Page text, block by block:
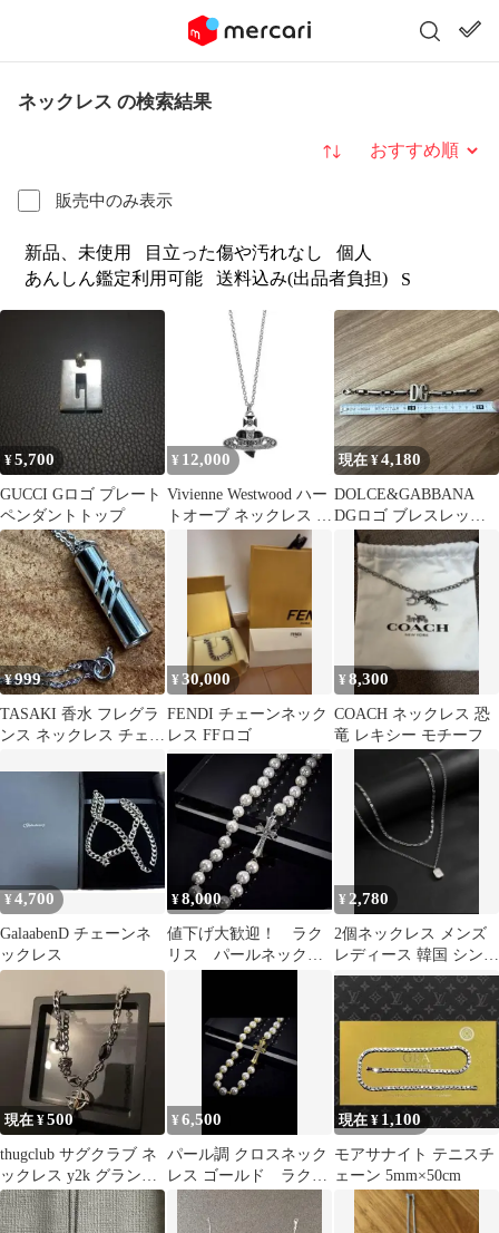
ネックレス の検索結果
販売中のみ表示
並び替え
新品、未使用 目立った傷や汚れなし
個人
あんしん鑑定利用可能
送料込み(出品者負担) S
¥5,700
GUCCI Gロゴ プレート
ペンダントトップ
¥ 12,000
Vivienne Westwood ハー
トオーブ ネックレス ブ
現在 ¥4,180
DOLCE&GABBANA
DGロゴ ブレスレット
シルバーカラ
¥999
TASAKI 香水 フレグラ
ンス ネックレス チェー
¥30,000
FENDI チェーンネック
レス FFロゴ
¥8,300
COACH ネックレス 恐
竜 レキシー モチーフ
¥4,700
GalaabenD チェーンネ
ックレス
¥8,000
値下げ大歓迎！ ラク
リス パールネックレ
¥2,780
2個ネックレス メンズ
レディース 韓国 シンプ
ル ストリート 重ね付け
現在 ¥500
thugclub サグクラブ ネ
ックレス y2k グランジ
opium 十字架
¥6,500
パール調 クロスネック
レス ゴールド ラクリ
ス
現在 ¥ 1,100
モアサナイト テニスチ
ェーン 5mm×50cm